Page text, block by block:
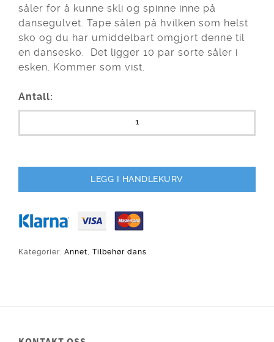
såler for å kunne skli og spinne inne på
dansegulvet. Tape sålen på hvilken som helst
sko og du har umiddelbart omgjort denne til
en dansesko. Det ligger 10 par sorte såler i
esken. Kommer som vist.
Antall:
LEGG I HANDLEKURV
Kategorier: Annet, Tilbehør dans